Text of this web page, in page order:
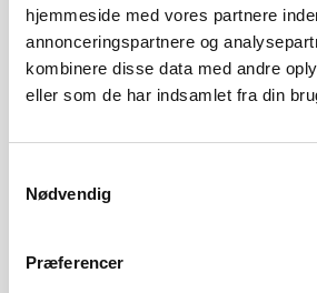
hjemmeside med vores partnere
annonceringspartnere og
kombinere disse data med andre
eller som de har indsamlet fra din
Nødvendig
Præferencer